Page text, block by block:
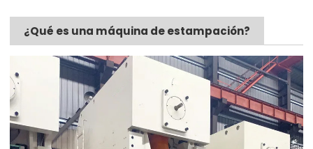
¿Qué es una máquina de estampación?